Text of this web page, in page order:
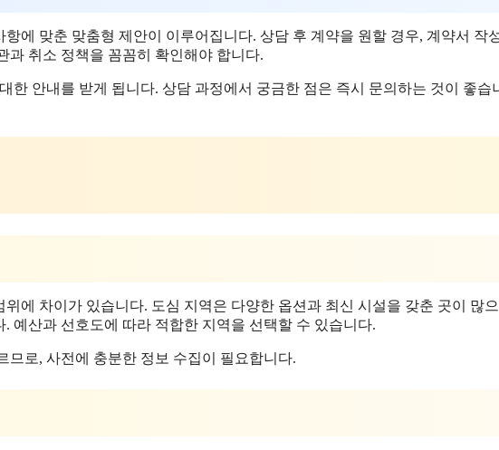
에 맞춘 맞춤형 제안이 이루어집니다. 상담 후 계약을 원할 경우, 계약서 작
과 취소 정책을 꼼꼼히 확인해야 합니다.
한 안내를 받게 됩니다. 상담 과정에서 궁금한 점은 즉시 문의하는 것이 좋습
에 차이가 있습니다. 도심 지역은 다양한 옵션과 최신 시설을 갖춘 곳이 많
예산과 선호도에 따라 적합한 지역을 선택할 수 있습니다.
므로, 사전에 충분한 정보 수집이 필요합니다.